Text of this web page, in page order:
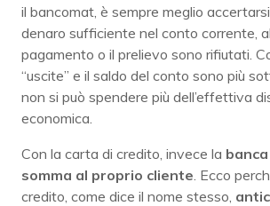
il bancomat, è sempre meglio
denaro sufficiente nel conto corrente,
pagamento o il prelievo sono rifiutati.
“uscite” e il saldo del conto sono più
non si può spendere più dell’effettiva
economica.
Con la carta di credito, invece la
somma al proprio cliente . Ecco
credito, come dice il nome stesso,